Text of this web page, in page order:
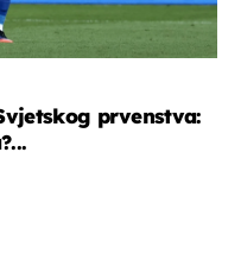
prvenstva: